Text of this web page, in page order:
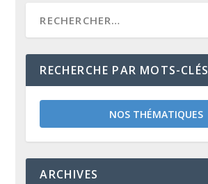
RECHERCHE PAR MOTS-CLÉS
NOS THÉMATIQUES
ARCHIVES